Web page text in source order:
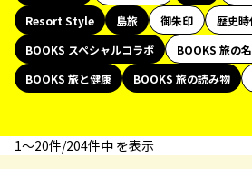
Resort Style
島旅 御朱印 歴史時
BOOKS スペシャルコラボ
BOOKS 旅の
BOOKS 旅と健康
BOOKS 旅の読み物
1〜20件/204件中 を表示